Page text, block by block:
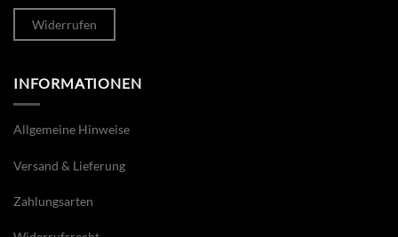
Widerrufen
INFORMATIONEN
Allgemeine Hinweise
Versand & Lieferung
Zahlungsarten